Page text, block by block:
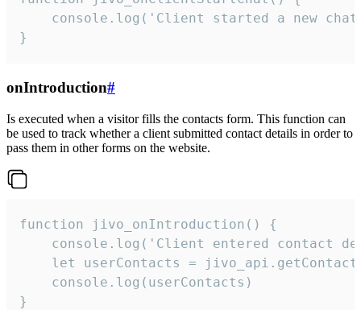
console.log('Client started a new
}
onIntroduction#
Is executed when a visitor fills the contacts form. This function can
be used to track whether a client submitted contact details in order to
pass them in other forms on the website.
function jivo_onIntroduction() {
console.log('Client entered contact
let userContacts =
    console.log(userContacts)
}